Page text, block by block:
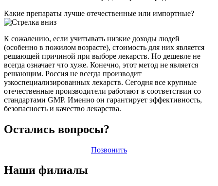
Какие препараты лучше отечественные или импортные?
К сожалению, если учитывать низкие доходы людей
(особенно в пожилом возрасте), стоимость для них является
решающей причиной при выборе лекарств. Но дешевле не
всегда означает что хуже. Конечно, этот метод не является
решающим. Россия не всегда производит
узкоспециализированных лекарств. Сегодня все крупные
отечественные производители работают в соответствии со
стандартами GMP. Именно он гарантирует эффективность,
безопасность и качество лекарства.
Остались вопросы?
Позвонить
Наши филиалы